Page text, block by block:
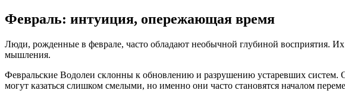
Февраль: интуиция, опережающая время
Люди, рожденные в феврале, часто обладают необычной глубиной восприятия.
мышления.
Февральские Водолеи склонны к обновлению и разрушению устаревших систем.
могут казаться слишком смелыми, но именно они часто становятся началом